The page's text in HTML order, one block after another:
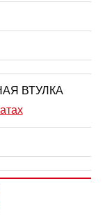
ВТУЛКА